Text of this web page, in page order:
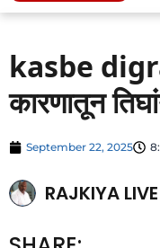
kasbe
कारणातून
September 22, 2025
RAJKIYA LIVE